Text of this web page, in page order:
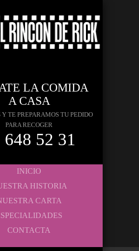
LA COMIDA
A CASA
TE PREPARAMOS TU PEDIDO
PARA RECOGER
648 52 31
INICIO
HISTORIA
CARTA
CONTACTA